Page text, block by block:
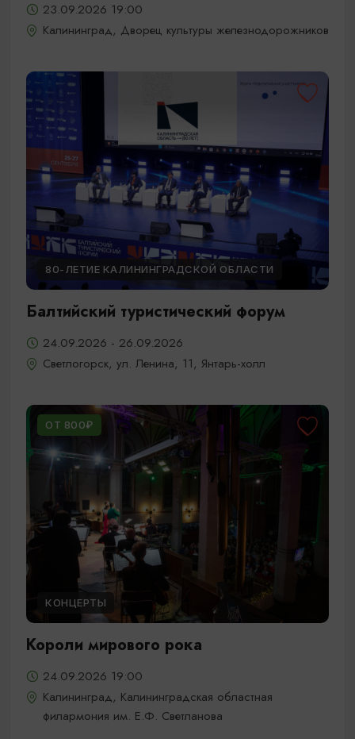
23.09.2026 19:00
Калининград, Дворец культуры железнодорожников
80-ЛЕТИЕ КАЛИНИНГРАДСКОЙ ОБЛАСТИ
Балтийский туристический форум
24.09.2026 - 26.09.2026
Светлогорск, ул. Ленина, 11, Янтарь-холл
ОТ 800₽
КОНЦЕРТЫ
Короли мирового рока
24.09.2026 19:00
Калининград, Калининградская областная
филармония им. Е.Ф. Светланова